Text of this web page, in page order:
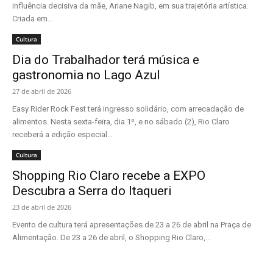
influência decisiva da mãe, Ariane Nagib, em sua trajetória artística.
Criada em...
Cultura
Dia do Trabalhador terá música e
gastronomia no Lago Azul
27 de abril de 2026
Easy Rider Rock Fest terá ingresso solidário, com arrecadação de
alimentos. Nesta sexta-feira, dia 1º, e no sábado (2), Rio Claro
receberá a edição especial...
Cultura
Shopping Rio Claro recebe a EXPO
Descubra a Serra do Itaqueri
23 de abril de 2026
Evento de cultura terá apresentações de 23 a 26 de abril na Praça de
Alimentação. De 23 a 26 de abril, o Shopping Rio Claro,...